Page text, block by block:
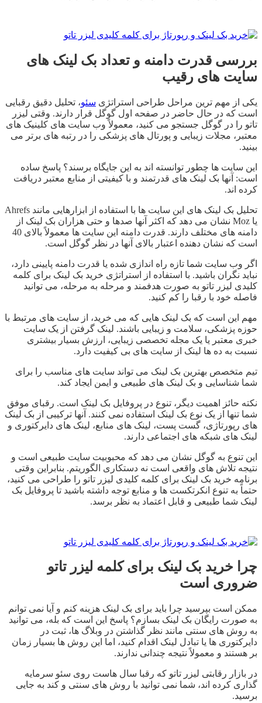
بررسی قدرت دامنه و تعداد بک لینک های
سایت های رقیب
یکی از مهم ترین مراحل طراحی استراتژی سئو، تحلیل دقیق رقبایی
است که در حال حاضر در صفحه اول گوگل قرار دارند. وقتی لیزر
تاتو را در گوگل جستجو می کنید، معمولاً وب سایت های کلینیک های
معتبر، مجلات زیبایی و پورتال های پزشکی را در رتبه های برتر می
بینید.
این سایت ها چطور توانسته اند به این جایگاه برسند؟ پاسخ ساده
است: آنها بک لینک های قدرتمند و با کیفیتی از منابع معتبر دریافت
کرده اند.
تحلیل بک لینک های این سایت ها با استفاده از ابزارهایی مانند Ahrefs
یا Moz نشان می دهد که اکثر آنها صدها و حتی هزاران بک لینک از
دامنه های مختلف دارند. قدرت دامنه این سایت ها معمولاً بالای 40
است که نشان دهنده اعتبار بالای آنها در نظر گوگل است.
اگر وب سایت شما تازه راه اندازی شده یا قدرت دامنه پایینی دارد،
نباید نگران باشید. با استفاده از استراتژی خرید بک لینک برای کلمه
کلیدی لیزر تاتو به صورت هدفمند و مرحله به مرحله، می توانید
فاصله خود با رقبا را کم کنید.
مهم این است که بک لینک هایی که می خرید، از سایت های مرتبط با
حوزه پزشکی، سلامت و زیبایی باشند. لینک گرفتن از یک سایت
خبری معتبر یا یک مجله تخصصی زیبایی، ارزش بسیار بیشتری
نسبت به ده ها لینک از سایت های بی کیفیت دارد.
تیم متخصص بهترین بک لینک می تواند سایت های مناسب را برای
شما شناسایی و بک لینک های طبیعی و ایمن ایجاد کند.
نکته حائز اهمیت دیگر، تنوع در پروفایل بک لینک است. رقبای موفق
شما تنها از یک نوع بک لینک استفاده نمی کنند. آنها ترکیبی از بک لینک
های رپورتاژی، گست پست، لینک های منابع، لینک های دایرکتوری و
لینک های شبکه های اجتماعی دارند.
این تنوع به گوگل نشان می دهد که محبوبیت سایت طبیعی است و
نتیجه تلاش های واقعی است نه دستکاری الگوریتم. بنابراین وقتی
برنامه خرید بک لینک برای کلمه کلیدی لیزر تاتو را طراحی می کنید،
حتماً به تنوع انکرتکست ها و منابع توجه داشته باشید تا پروفایل بک
لینک شما طبیعی و قابل اعتماد به نظر برسد.
چرا خرید بک لینک برای کلمه لیزر تاتو
ضروری است
ممکن است بپرسید چرا باید برای بک لینک هزینه کنم و آیا نمی توانم
به صورت رایگان بک لینک بسازم؟ پاسخ این است که بله، می توانید
به روش های سنتی مانند نظر گذاشتن در وبلاگ ها، ثبت در
دایرکتوری ها یا تبادل لینک اقدام کنید، اما این روش ها بسیار زمان
بر هستند و معمولاً نتیجه چندانی ندارند.
در بازار رقابتی لیزر تاتو که رقبا سال هاست روی سئو سرمایه
گذاری کرده اند، شما نمی توانید با روش های سنتی و کند به جایی
برسید.